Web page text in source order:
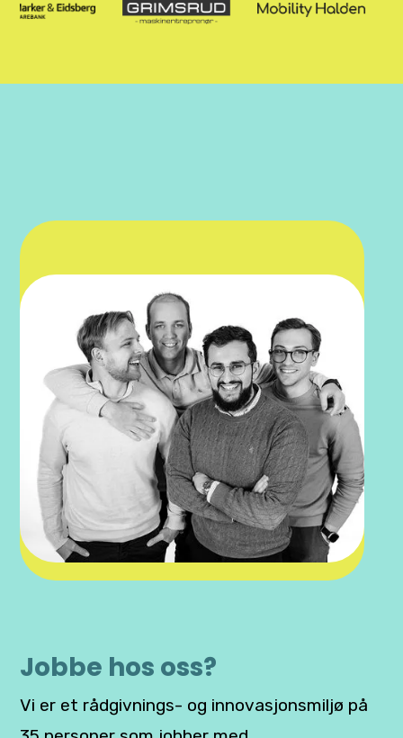
Jobbe hos oss?
Vi er et rådgivnings- og innovasjonsmiljø på